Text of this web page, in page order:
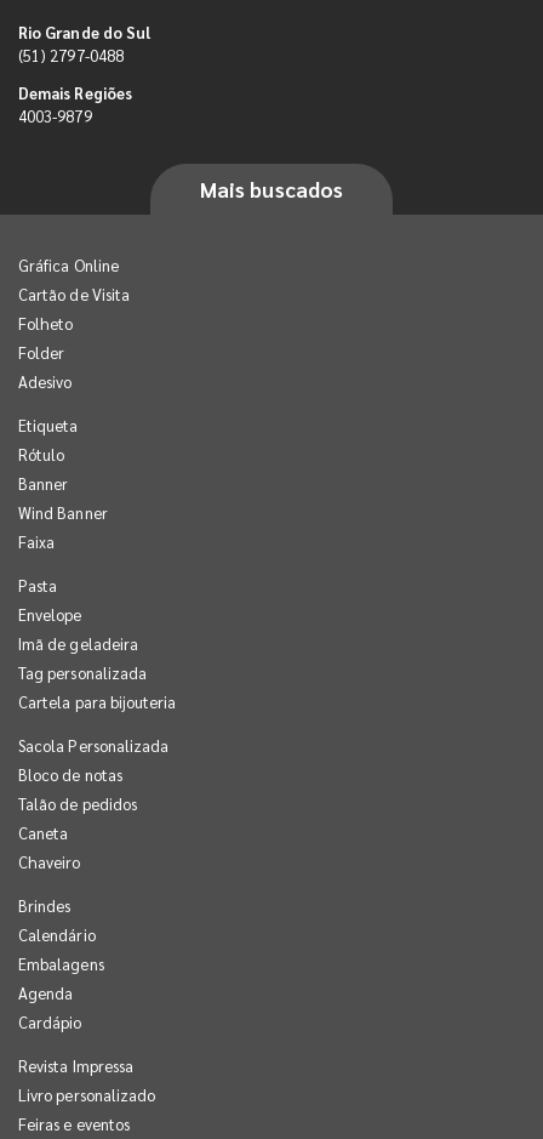
Rio Grande do Sul
(51) 2797-0488
Demais Regiões
4003-9879
Mais buscados
Gráfica Online
Cartão de Visita
Folheto
Folder
Adesivo
Etiqueta
Rótulo
Banner
Wind Banner
Faixa
Pasta
Envelope
Imã de geladeira
Tag personalizada
Cartela para bijouteria
Sacola Personalizada
Bloco de notas
Talão de pedidos
Caneta
Chaveiro
Brindes
Calendário
Embalagens
Agenda
Cardápio
Revista Impressa
Livro personalizado
Feiras e eventos